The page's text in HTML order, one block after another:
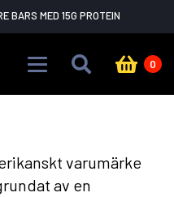
MISSA INTE DET.
0
varumärke
av en